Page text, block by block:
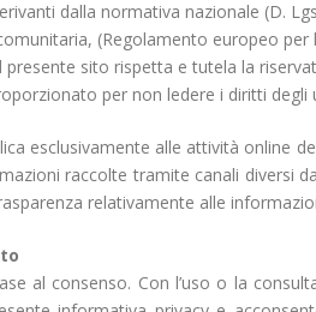
dalla normativa nazionale (D.
(Regolamento europeo
presente sito rispetta e tutela la
per non ledere i diritti degli
esclusivamente alle attività online
raccolte tramite canali diversi
relativamente alle
al consenso. Con l’uso o la